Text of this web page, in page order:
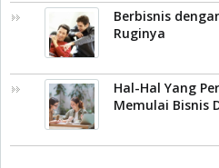
Berbisnis
Ruginya
Hal-Hal Yang
Memulai Bisnis